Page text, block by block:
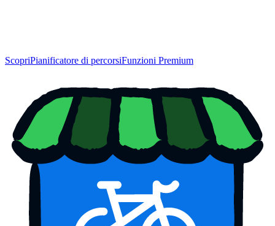
ScopriPianificatore di percorsiFunzioni Premium